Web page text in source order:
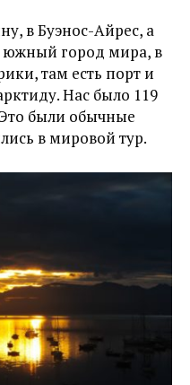
в Буэнос-Айрес, а
южный город мира, в
там есть порт и
Нас было 119
были обычные
в мировой тур.